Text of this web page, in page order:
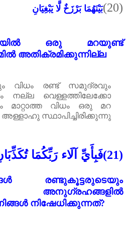
بَيْنَهُمَا بَرْزَخٌ لَّا يَبْغِيَانِ(20)
ഒരു മറയുണ്ട്
അതിക്രമിക്കുന്നില്ല
വിധം രണ്ട് സമുദ്രവും
നല്ല വെള്ളത്തിലേക്കോ
മാറ്റാത്ത വിധം ഒരു മറ
സ്ഥാപിച്ചിരിക്കുന്നു
فَبِأَيِّ آلَاء رَبِّكُمَا(21)
രണ്ടുകൂട്ടരുടെയും
അനുഗ്രഹങ്ങളിൽ
നിഷേധിക്കുന്നത്?